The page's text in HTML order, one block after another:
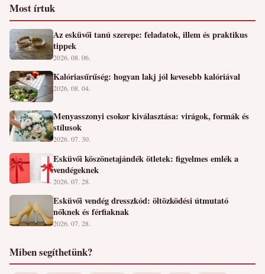
Most írtuk
Az esküvői tanú szerepe: feladatok, illem és praktikus
tippek
2026. 08. 06.
Kalóriasűrűség: hogyan lakj jól kevesebb kalóriával
2026. 08. 04.
Menyasszonyi csokor kiválasztása: virágok, formák és
stílusok
2026. 07. 30.
Esküvői köszönetajándék ötletek: figyelmes emlék a
vendégeknek
2026. 07. 28.
Esküvői vendég dresszkód: öltözködési útmutató
nőknek és férfiaknak
2026. 07. 28.
Miben segíthetünk?